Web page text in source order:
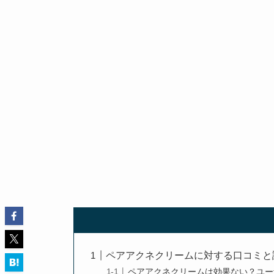
ペアアクネクリームに対する口コミと
ペアアクネクリームは効果ない？ユ